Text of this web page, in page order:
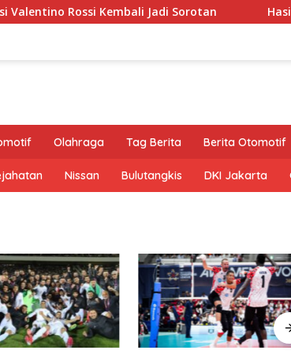
Rossi Kembali Jadi Sorotan Hasil
Olahraga Tag Berita Berita Otomotif
Nissan Bulutangkis DKI Jakarta